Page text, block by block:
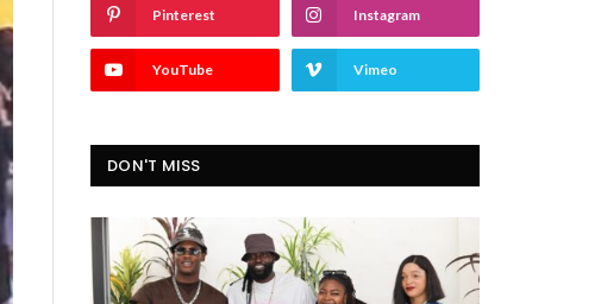
Pinterest Instagram
YouTube Vimeo
DON'T MISS